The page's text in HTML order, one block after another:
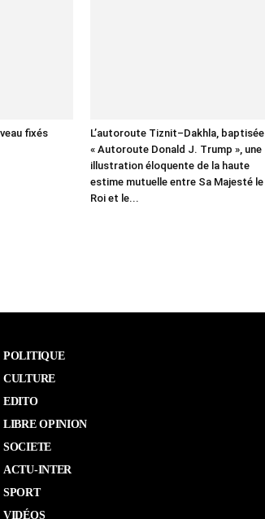
fixés
L’autoroute Tiznit–Dakhla, baptisée
« Autoroute Donald J. Trump », une
illustration éloquente de la haute
estime mutuelle entre Sa Majesté le
Roi et le...
POLITIQUE
CULTURE
EDITO
LIBRE OPINION
SOCIETE
ACTU-INTER
SPORT
VIDÉOS